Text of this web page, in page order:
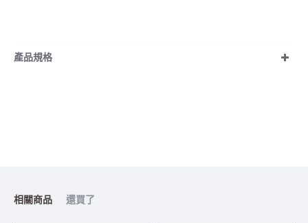
產品規格
相關商品 還買了